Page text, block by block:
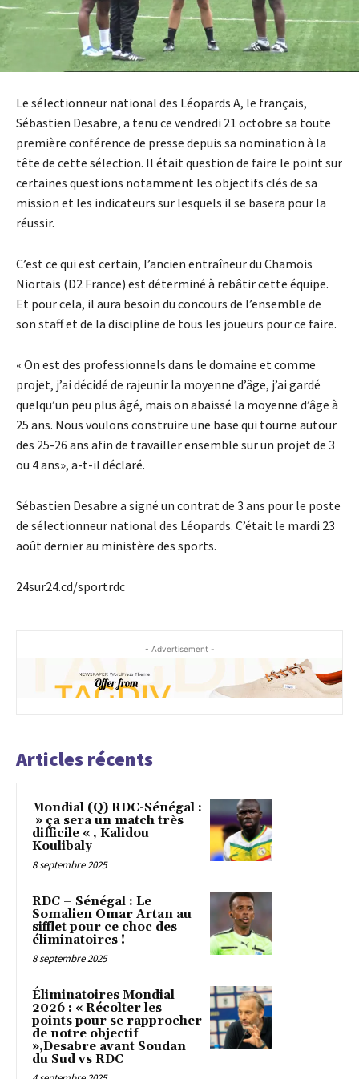
Le sélectionneur national des Léopards A, le français,
Sébastien Desabre, a tenu ce vendredi 21 octobre sa toute
première conférence de presse depuis sa nomination à la
tête de cette sélection. Il était question de faire le point sur
certaines questions notamment les objectifs clés de sa
mission et les indicateurs sur lesquels il se basera pour la
réussir.
C’est ce qui est certain, l’ancien entraîneur du Chamois
Niortais (D2 France) est déterminé à rebâtir cette équipe.
Et pour cela, il aura besoin du concours de l’ensemble de
son staff et de la discipline de tous les joueurs pour ce faire. ​
« On est des professionnels dans le domaine et comme
projet, j’ai décidé de rajeunir la moyenne d’âge, j’ai gardé
quelqu’un peu plus âgé, mais on abaissé la moyenne d’âge à
25​ ans. Nous voulons construire une base qui tourne autour
des 25-26 ans afin de travailler ensemble sur un projet de 3
ou 4 ans», a-t-il déclaré.
Sébastien Desabre a signé un contrat de 3 ans pour le poste
de sélectionneur national des Léopards. C’était le mardi 23
août dernier au ministère des sports.
24sur24.cd/sportrdc
- Advertisement -
Articles récents
Mondial (Q) RDC-Sénégal :
» ça sera un match très
difficile « , Kalidou
Koulibaly
8 septembre 2025
RDC – Sénégal : Le
Somalien Omar Artan au
sifflet pour ce choc des
éliminatoires !
8 septembre 2025
Éliminatoires Mondial
2026 : « Récolter les
points pour se rapprocher
de notre objectif
»,Desabre avant Soudan
du Sud vs RDC